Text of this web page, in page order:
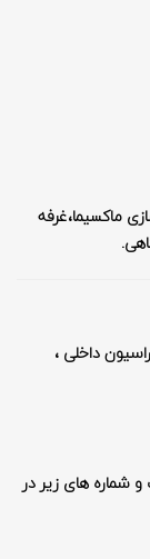
ماکسیما،غرفه
داخلی ،
شماره های زیر در